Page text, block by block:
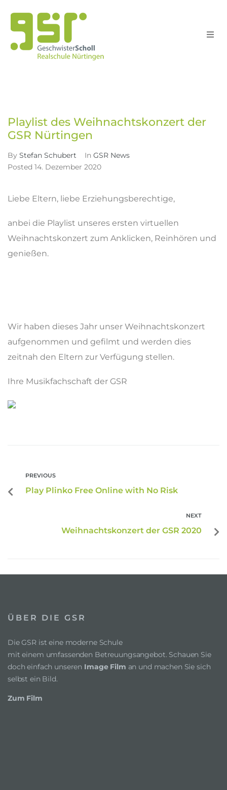
Playlist des Weihnachtskonzert der
GSR Nürtingen
By Stefan Schubert In GSR News
Posted 14. Dezember 2020
Liebe Eltern, liebe Erziehungsberechtige,
anbei die Playlist unseres ersten virtuellen
Weihnachtskonzert zum Anklicken, Reinhören und
genießen.
Wir haben dieses Jahr unser Weihnachtskonzert
aufgenommen und gefilmt und werden dies
zeitnah den Eltern zur Verfügung stellen.
Ihre Musikfachschaft der GSR
PREVIOUS
Play Plinko Free Online with No Risk
NEXT
Weihnachtskonzert der GSR 2020
ÜBER DIE GSR
Die GSR ist eine moderne Schule
mit einem umfassenden Betreuungsangebot. Schauen Sie
doch einfach unseren Image Film an und machen Sie sich
selbst ein Bild.
Zum Film